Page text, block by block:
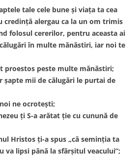
tale cele bune şi viaţa ta cea
credinţă alergau ca la un om trimis
folosul cererilor, pentru aceasta ai
în multe mănăstiri, iar noi te
proestos peste multe mănăstiri;
şapte mii de călugări le purtai de
ne ocroteşti;
ţi S-a arătat ţie cu cunună de
Hristos ţi-a spus „că seminţia ta
va lipsi până la sfârşitul veacului”;